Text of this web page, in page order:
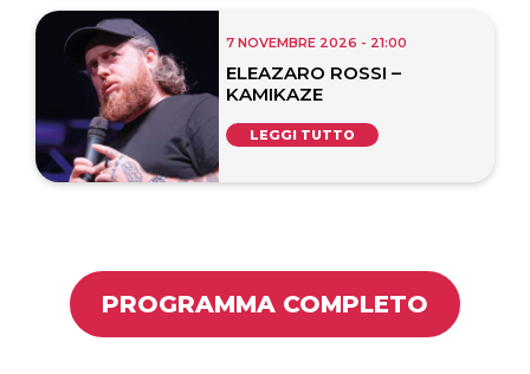
7 NOVEMBRE 2026 - 21:00
ELEAZARO ROSSI –
KAMIKAZE
LEGGI TUTTO
PROGRAMMA COMPLETO